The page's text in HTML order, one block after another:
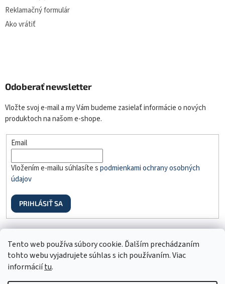
Tento web používa súbory cookie. Ďalším prechádzaním
tohto webu vyjadrujete súhlas s ich používaním. Viac
informáciítu.
Reklamačný formulár
Ako vrátiť
Odoberať newsletter
Vložte svoj e-mail a my Vám budeme zasielať informácie o nových
produktoch na našom e-shope.
Email
Vložením e-mailu súhlasíte spodmienkami ochrany osobných
údajov
PRIHLÁSIŤ SA
Odstúpenie od zmluvy